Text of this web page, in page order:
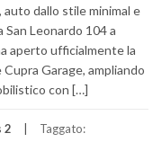
dallo stile minimal e
Leonardo 104 a
aperto ufficialmente la
Garage, ampliando
con […]
2 Taggato: